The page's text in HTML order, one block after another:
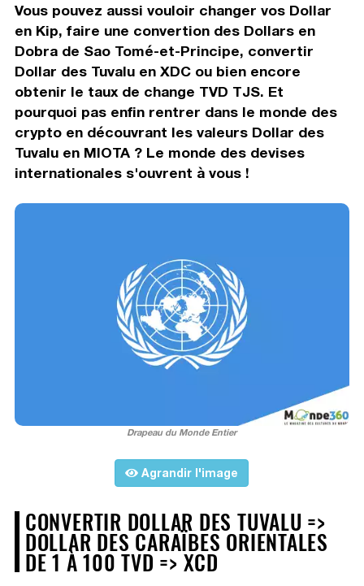
Vous pouvez aussi vouloir changer vos Dollar
en Kip, faire une convertion des Dollars en
Dobra de Sao Tomé-et-Principe, convertir
Dollar des Tuvalu en XDC ou bien encore
obtenir le taux de change TVD TJS. Et
pourquoi pas enfin rentrer dans le monde des
crypto en découvrant les valeurs Dollar des
Tuvalu en MIOTA ? Le monde des devises
internationales s'ouvrent à vous !
Drapeau du Monde Entier
Agrandir l'image
CONVERTIR DOLLAR DES TUVALU =>
DOLLAR DES CARAÏBES ORIENTALES
DE 1 À 100 TVD => XCD